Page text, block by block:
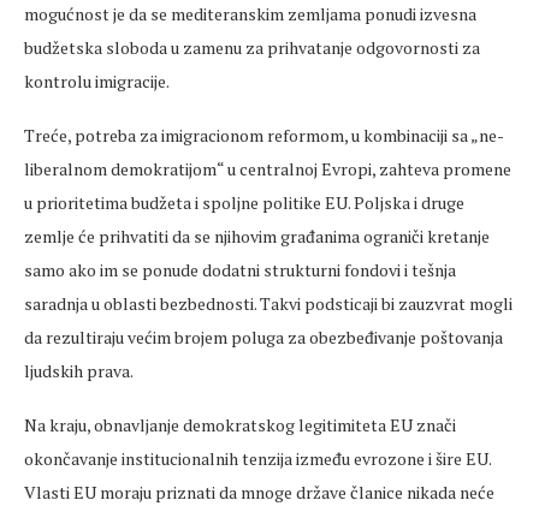
mogućnost je da se mediteranskim zemljama ponudi izvesna
budžetska sloboda u zamenu za prihvatanje odgovornosti za
kontrolu imigracije.
Treće, potreba za imigracionom reformom, u kombinaciji sa „ne-
liberalnom demokratijom“ u centralnoj Evropi, zahteva promene
u prioritetima budžeta i spoljne politike EU. Poljska i druge
zemlje će prihvatiti da se njihovim građanima ograniči kretanje
samo ako im se ponude dodatni strukturni fondovi i tešnja
saradnja u oblasti bezbednosti. Takvi podsticaji bi zauzvrat mogli
da rezultiraju većim brojem poluga za obezbeđivanje poštovanja
ljudskih prava.
Na kraju, obnavljanje demokratskog legitimiteta EU znači
okončavanje institucionalnih tenzija između evrozone i šire EU.
Vlasti EU moraju priznati da mnoge države članice nikada neće